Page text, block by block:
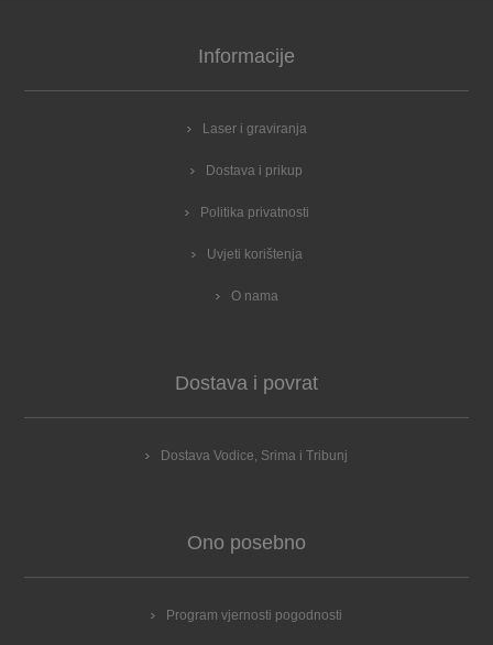
Informacije
Laser i graviranja
Dostava i prikup
Politika privatnosti
Uvjeti korištenja
O nama
Dostava i povrat
Dostava Vodice, Srima i Tribunj
Ono posebno
Program vjernosti pogodnosti